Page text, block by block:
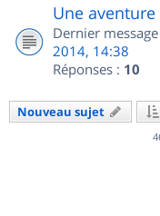
Une
Dernier
2014, 14:38
Réponses : 10
Nouveau sujet